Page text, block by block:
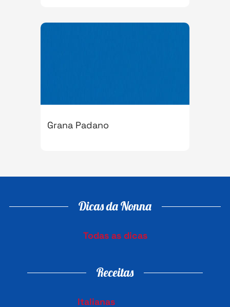
Grana Padano
Dicas da Nonna
Todas as dicas
Receitas
Italianas